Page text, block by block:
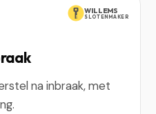
WILLEMS
SLOTENMAKER
na inbraak, met